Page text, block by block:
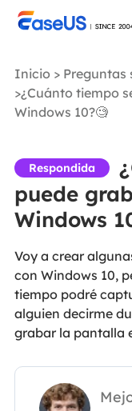
Inicio > Preguntas
>¿Cuánto tiempo
Windows 10?🧐
Respondida
puede
Windows
Voy a crear
con Windows 10,
tiempo podré
alguien decirme
grabar la pantalla